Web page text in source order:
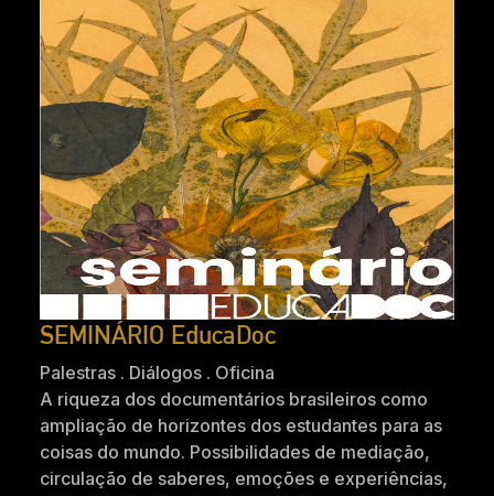
SEMINÁRIO EducaDoc
Palestras . Diálogos . Oficina
A riqueza dos documentários brasileiros como
ampliação de horizontes dos estudantes para as
coisas do mundo. Possibilidades de mediação,
circulação de saberes, emoções e experiências,